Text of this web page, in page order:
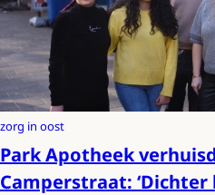
zorg in oost
Park Apotheek
Camperstraat: